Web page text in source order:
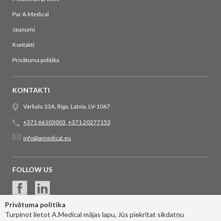
Privātuma politika
Turpinot lietot A.Medical mājas lapu, Jūs piekrītat sīkdatņu
Par A.Medical
Jaunumi
Kontakti
Privātuma politika
KONTAKTI
Varkalu 13A, Riga, Latvia, LV-1067
+371 66103003 +371 20277153
info@amedical.eu
FOLLOW US